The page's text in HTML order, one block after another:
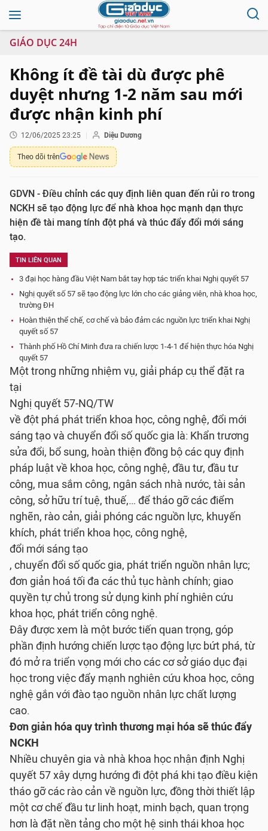
GIÁO DỤC 24H
Không ít đề tài dù được phê
duyệt nhưng 1-2 năm sau mới
được nhận kinh phí
12/06/2025 23:25 Diệu Dương
Theo dõi trên
GDVN - Điều chỉnh các quy định liên quan đến rủi ro trong
NCKH sẽ tạo động lực để nhà khoa học mạnh dạn thực
hiện đề tài mang tính đột phá và thúc đẩy đổi mới sáng
tạo.
TIN LIÊN QUAN
3 đại học hàng đầu Việt Nam bắt tay hợp tác triển khai Nghị quyết 57
Nghị quyết số 57 sẽ tạo động lực lớn cho các giảng viên, nhà khoa học,
trường ĐH
Hoàn thiện thể chế, cơ chế và bảo đảm các nguồn lực triển khai Nghị
quyết số 57
Thành phố Hồ Chí Minh đưa ra chiến lược 1-4-1 để hiện thực hóa Nghị
quyết 57
Một trong những nhiệm vụ, giải pháp cụ thể đặt ra
tại
Nghị quyết 57-NQ/TW
về đột phá phát triển khoa học, công nghệ, đổi mới
sáng tạo và chuyển đổi số quốc gia là: Khẩn trương
sửa đổi, bổ sung, hoàn thiện đồng bộ các quy định
pháp luật về khoa học, công nghệ, đầu tư, đầu tư
công, mua sắm công, ngân sách nhà nước, tài sản
công, sở hữu trí tuệ, thuế,… để tháo gỡ các điểm
nghẽn, rào cản, giải phóng các nguồn lực, khuyến
khích, phát triển khoa học, công nghệ,
đổi mới sáng tạo
, chuyển đổi số quốc gia, phát triển nguồn nhân lực;
đơn giản hoá tối đa các thủ tục hành chính; giao
quyền tự chủ trong sử dụng kinh phí nghiên cứu
khoa học, phát triển công nghệ.
Đây được xem là một bước tiến quan trọng, góp
phần định hướng chiến lược tạo động lực bứt phá, từ
đó mở ra triển vọng mới cho các cơ sở giáo dục đại
học trong việc đẩy mạnh nghiên cứu khoa học, công
nghệ gắn với đào tạo nguồn nhân lực chất lượng
cao.
Đơn giản hóa quy trình thương mại hóa sẽ thúc đẩy
NCKH
Nhiều chuyên gia và nhà khoa học nhận định Nghị
quyết 57 xây dựng hướng đi đột phá khi tạo điều kiện
tháo gỡ các rào cản về nguồn lực, đồng thời thiết lập
một cơ chế đầu tư linh hoạt, minh bạch, quan trọng
hơn là đặt nền tảng cho một hệ sinh thái khoa học